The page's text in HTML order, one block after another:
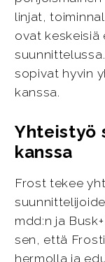
linjat,
ovat keskeisiä
sopivat hyvin
kanssa.
Yhteistyö
kanssa
Frost tekee
mdd:n ja
sen, että
hermolla ja